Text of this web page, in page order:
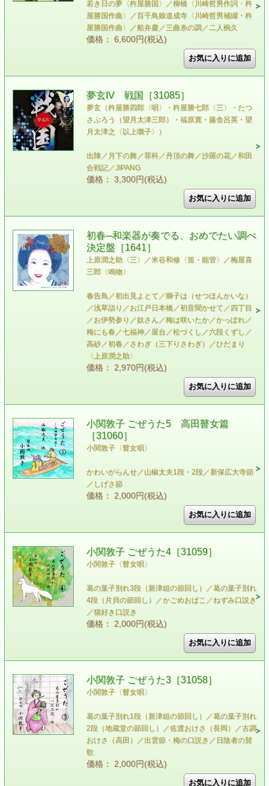
若き日の夢〈杵屋勝国〉／柳橋〈川崎哲男作詞・杵
屋勝国作曲〉／百千鳥娘道成寺〈川崎哲男補綴・杵
屋勝国作曲〉／船弁慶／三曲糸の調／二人椀久
価格： 6,600円(税込)
夢玄IV 戦国［31085］
夢玄（杵屋勝四郎〈唄〉・杵屋勝七郎〈三〉・たつ
さぶろう（望月太津三郎）・福原寛・藤舎呂英・望
月太津之〈以上囃子〉）
出陣／月下の舞／罪科／丹頂の舞／沙羅の花／和田
合戦記／JIPANG
価格： 3,300円(税込)
初春─和楽器が奏でる、おめでたい調べ
決定盤［1641］
上原潤之助〈三〉／米谷和修〈笛・能管〉／梅屋喜
三郎〈鳴物〉
春告鳥／初出見よとて／獅子は（せつほんかいな）
／浅草詣り／お江戸日本橋／初音聞かせて／四丁目
／お伊勢参り／奴さん／梅は咲いたか／かっぽれ／
梅にも春／七福神／屋台／松づくし／六段くずし／
高砂／初春／さわぎ（三下りさわぎ）／ひだまり
〈上原潤之助〉
価格： 2,970円(税込)
小関敦子 ごぜうた5 高田瞽女篇
［31060］
小関敦子〈瞽女唄〉
かわいがらんせ／山椒太夫1段・2段／新保広大寺節
／しげさ節
価格： 2,000円(税込)
小関敦子 ごぜうた4［31059］
小関敦子〈瞽女唄〉
葛の葉子別れ3段（新津組の節回し）／葛の葉子別れ
4段（片貝の節回し）／かごめおばこ／ねずみ口説き
／猫好き口説き
価格： 2,000円(税込)
小関敦子 ごぜうた3［31058］
小関敦子〈瞽女唄〉
葛の葉子別れ1段（新津組の節回し）／葛の葉子別れ
2段（地蔵堂の節回し）／佐渡おけさ（長岡）／古調
おけさ（高田）／出雲節・梅の口説き／日陰者の賛
歌
価格： 2,000円(税込)